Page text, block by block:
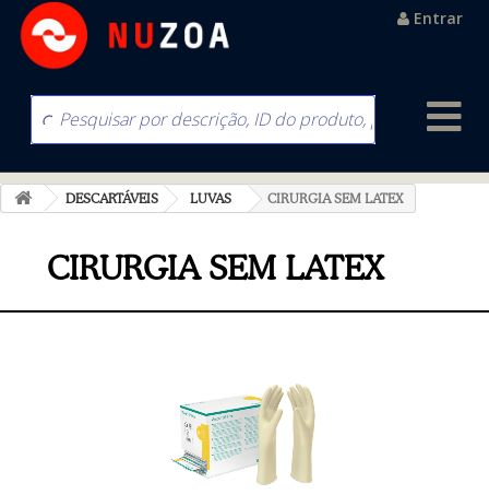
Entrar
DESCARTÁVEIS LUVAS CIRURGIA SEM LATEX
CIRURGIA SEM LATEX